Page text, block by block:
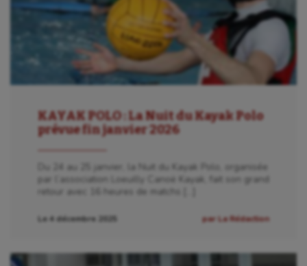
KAYAK POLO : La Nuit du Kayak Polo
prévue fin janvier 2026
Du 24 au 25 janvier, la Nuit du Kayak Polo, organisée
par l’association Loeuilly Canoë Kayak, fait son grand
retour avec 16 heures de matchs […]
Le 4 décembre 2025 par La Rédaction